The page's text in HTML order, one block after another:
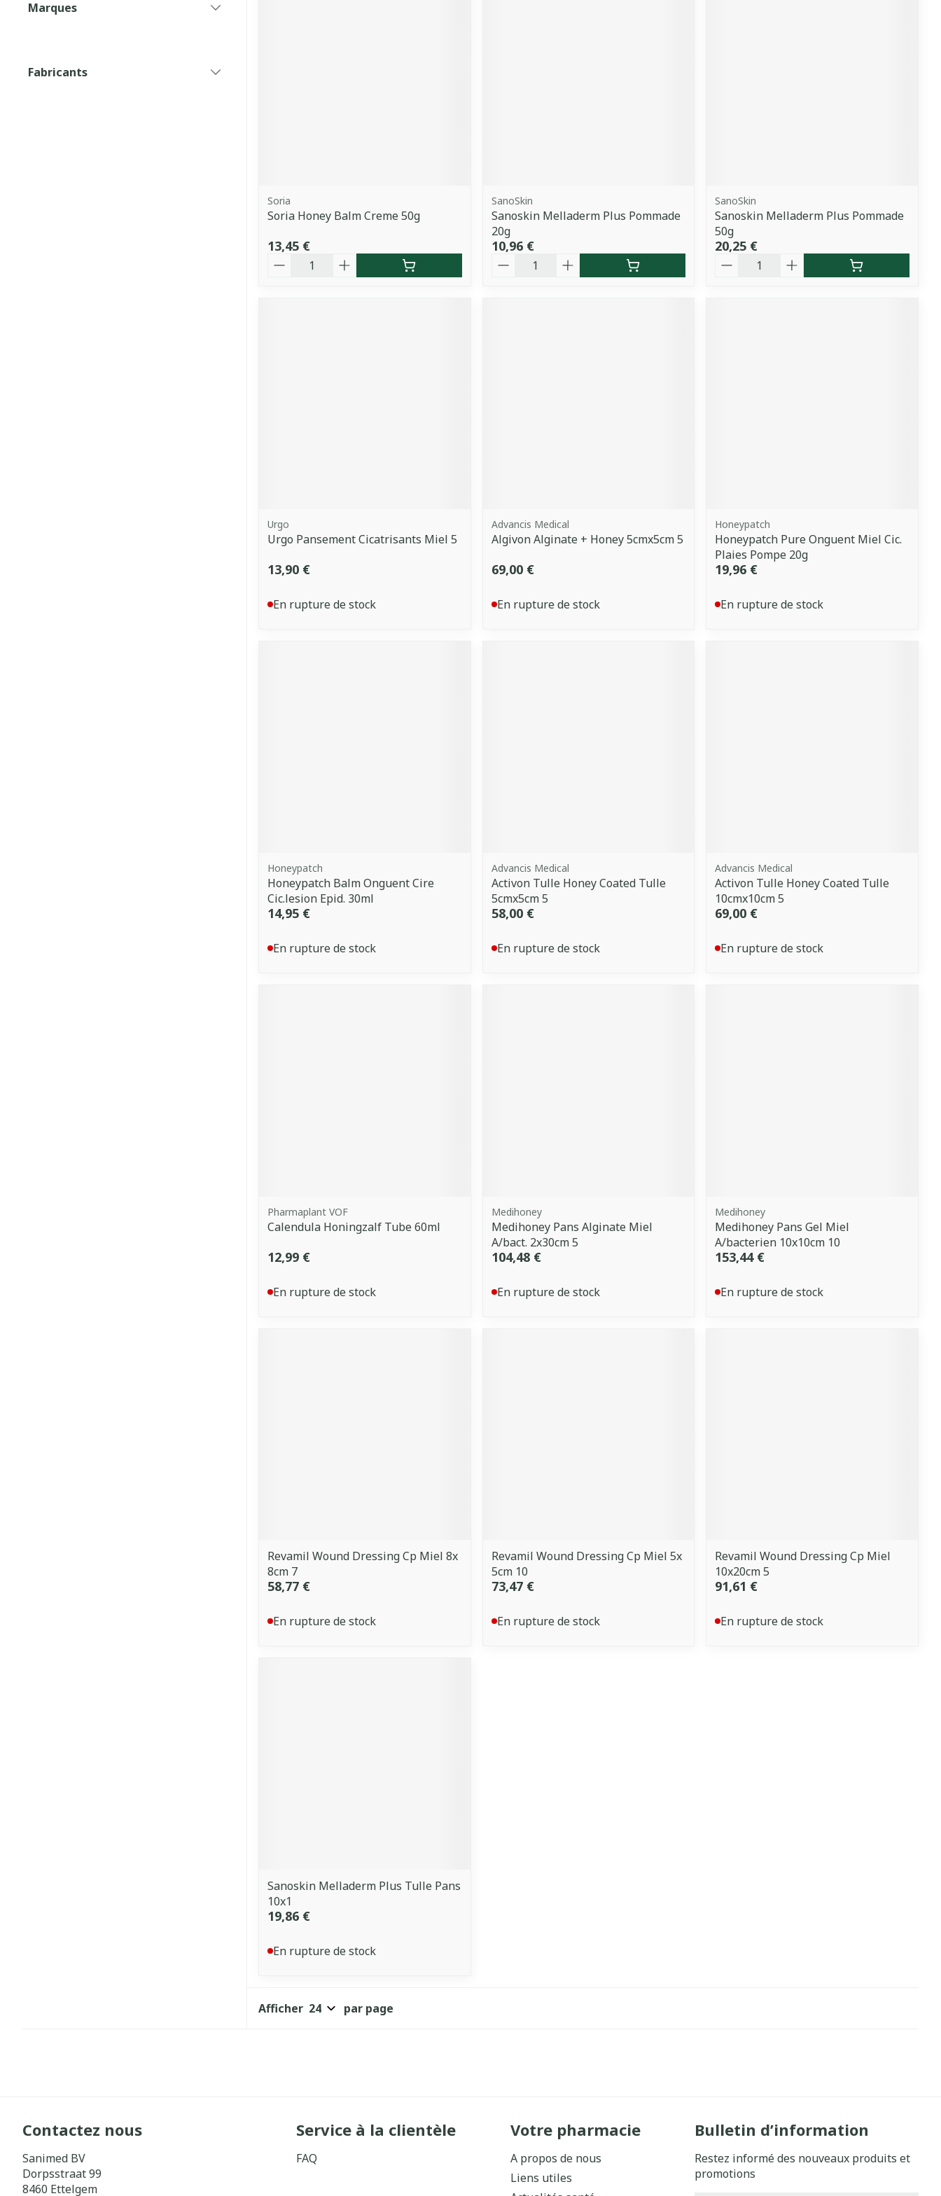
Marques
Fabricants
Soria
Soria Honey Balm Creme 50g
13,45 €
Quantité
SanoSkin
Sanoskin Melladerm Plus Pommade
20g
10,96 €
Quantité
SanoSkin
Sanoskin Melladerm Plus Pommade
50g
20,25 €
Quantité
Urgo
Urgo Pansement Cicatrisants Miel 5
13,90 €
En rupture de stock
Advancis Medical
Algivon Alginate + Honey 5cmx5cm 5
69,00 €
En rupture de stock
Honeypatch
Honeypatch Pure Onguent Miel Cic.
Plaies Pompe 20g
19,96 €
En rupture de stock
Honeypatch
Honeypatch Balm Onguent Cire
Cic.lesion Epid. 30ml
14,95 €
En rupture de stock
Advancis Medical
Activon Tulle Honey Coated Tulle
5cmx5cm 5
58,00 €
En rupture de stock
Advancis Medical
Activon Tulle Honey Coated Tulle
10cmx10cm 5
69,00 €
En rupture de stock
Pharmaplant VOF
Calendula Honingzalf Tube 60ml
12,99 €
En rupture de stock
Medihoney
Medihoney Pans Alginate Miel
A/bact. 2x30cm 5
104,48 €
En rupture de stock
Medihoney
Medihoney Pans Gel Miel
A/bacterien 10x10cm 10
153,44 €
En rupture de stock
Revamil Wound Dressing Cp Miel 8x
8cm 7
58,77 €
En rupture de stock
Revamil Wound Dressing Cp Miel 5x
5cm 10
73,47 €
En rupture de stock
Revamil Wound Dressing Cp Miel
10x20cm 5
91,61 €
En rupture de stock
Sanoskin Melladerm Plus Tulle Pans
10x1
19,86 €
En rupture de stock
Afficher par page
Contactez nous
Sanimed BV
Dorpsstraat 99
8460 Ettelgem
Service à la clientèle
FAQ
Votre pharmacie
A propos de nous
Liens utiles
Bulletin d’information
Restez informé des nouveaux produits et
promotions